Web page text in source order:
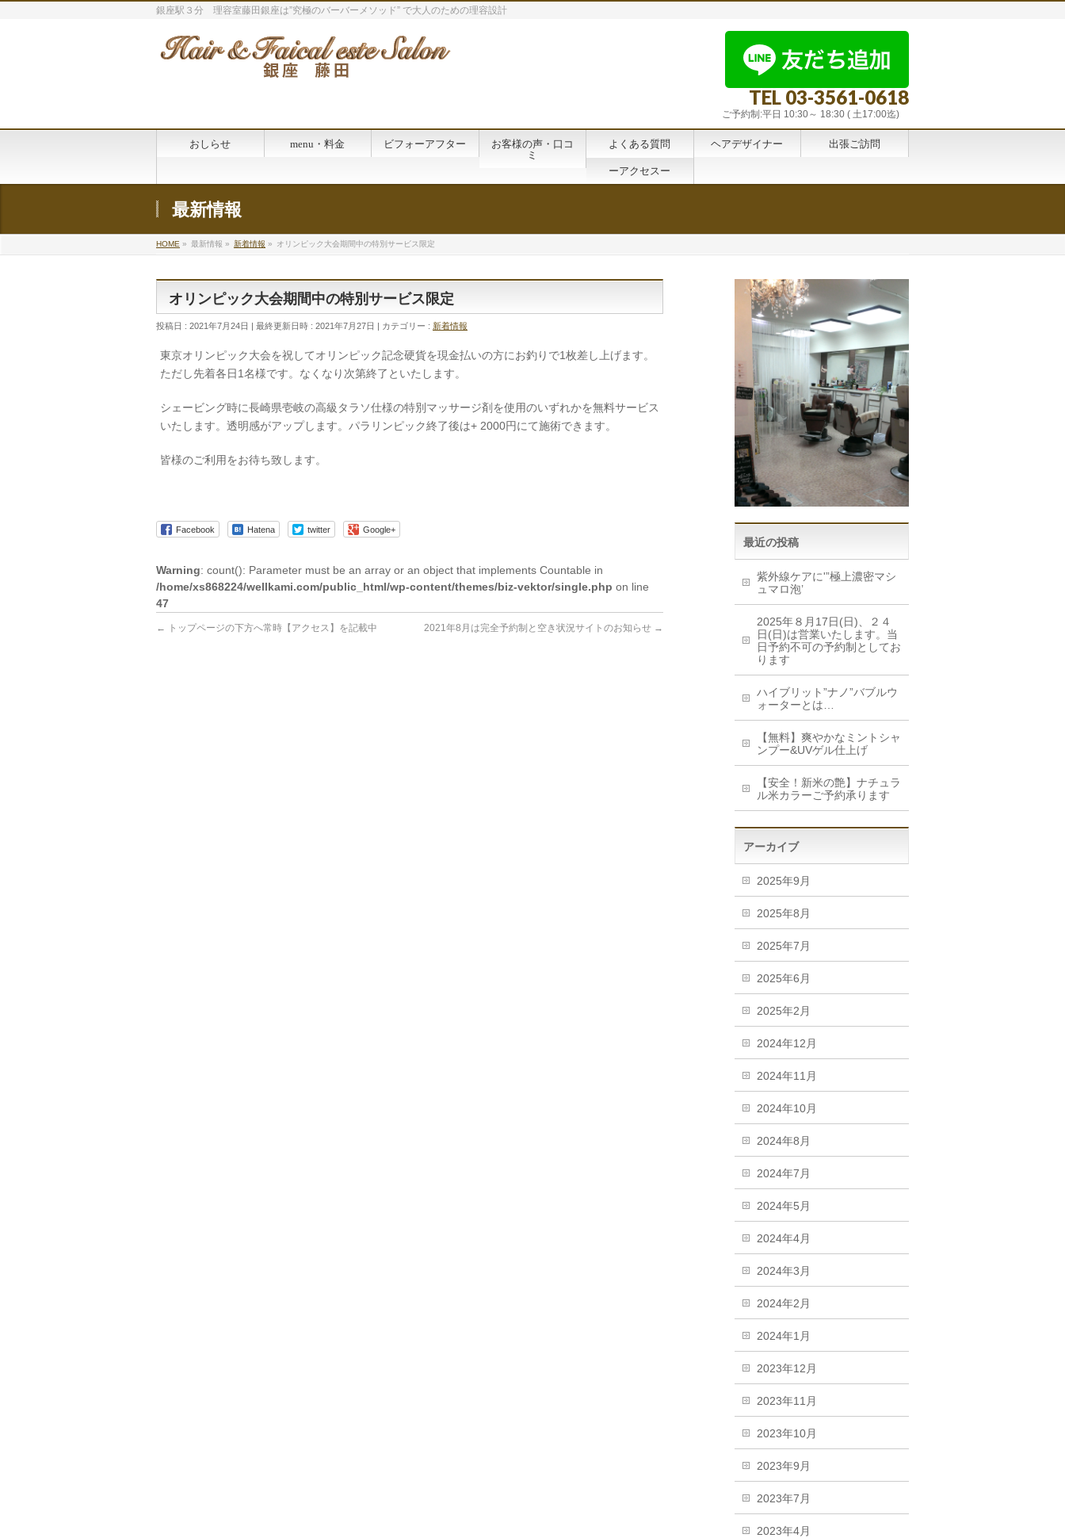
銀座駅３分 理容室藤田銀座は”究極のバーバーメソッド” で大人のための理容設計
TEL 03-3561-0618
ご予約制:平日 10:30～ 18:30 ( 土17:00迄)
おしらせ menu・料金 ビフォーアフター
お客様の声・口コ
ミ
よくある質問 ヘアデザイナー 出張ご訪問
ーアクセスー
最新情報
HOME » 最新情報 » 新着情報 » オリンピック大会期間中の特別サービス限定
オリンピック大会期間中の特別サービス限定
投稿日 : 2021年7月24日 最終更新日時 : 2021年7月27日 カテゴリー : 新着情報
東京オリンピック大会を祝してオリンピック記念硬貨を現金払いの方にお釣りで1枚差し上げます。
ただし先着各日1名様です。なくなり次第終了といたします。
シェービング時に長崎県壱岐の高級タラソ仕様の特別マッサージ剤を使用のいずれかを無料サービス
いたします。透明感がアップします。パラリンピック終了後は+ 2000円にて施術できます。
皆様のご利用をお待ち致します。
Facebook Hatena twitter Google+
Warning: count(): Parameter must be an array or an object that implements Countable in
/home/xs868224/wellkami.com/public_html/wp-content/themes/biz-vektor/single.php on line
47
← トップページの下方へ常時【アクセス】を記載中 2021年8月は完全予約制と空き状況サイトのお知らせ →
最近の投稿
紫外線ケアに'”極上濃密マシ
ュマロ泡’
2025年８月17日(日)、２４
日(日)は営業いたします。当
日予約不可の予約制としてお
ります
ハイブリット”ナノ”バブルウ
ォーターとは…
【無料】爽やかなミントシャ
ンプー&UVゲル仕上げ
【安全！新米の艶】ナチュラ
ル米カラーご予約承ります
アーカイブ
2025年9月
2025年8月
2025年7月
2025年6月
2025年2月
2024年12月
2024年11月
2024年10月
2024年8月
2024年7月
2024年5月
2024年4月
2024年3月
2024年2月
2024年1月
2023年12月
2023年11月
2023年10月
2023年9月
2023年7月
2023年4月